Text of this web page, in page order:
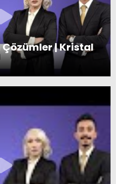
Çözümler | Kristal